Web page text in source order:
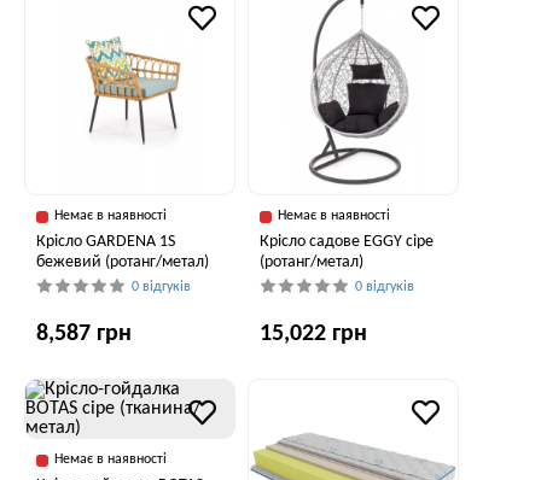
Немає в наявності
Крісло GARDENA 1S
бежевий (ротанг/метал)
0 відгуків
8,587 грн
Немає в наявності
Крісло садове EGGY сіре
(ротанг/метал)
0 відгуків
15,022 грн
Немає в наявності